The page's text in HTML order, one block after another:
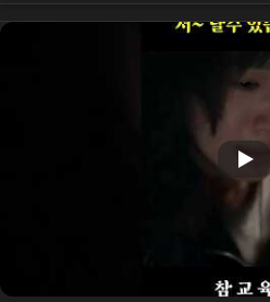
# Netflix # ChamGyoyuk